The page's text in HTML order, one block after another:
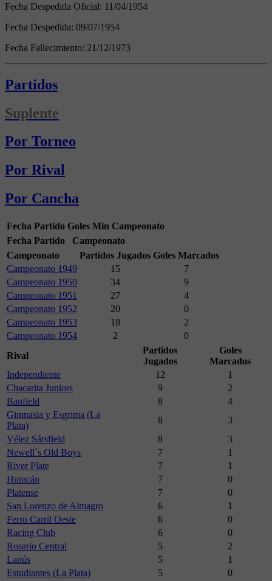
Fecha Despedida Oficial: 11/04/1954
Fecha Despedida: 09/07/1954
Fecha Fallecimiento: 21/12/1973
Partidos
Suplente
Por Torneo
Por Rival
Por Cancha
Fecha Partido Goles Min Campeonato
Fecha Partido
Campeonato
Campeonato
Partidos Jugados Goles Marcados
Campeonato 1949
15
7
Campeonato 1950
34
9
Campeonato 1951
27
4
Campeonato 1952
20
0
Campeonato 1953
18
2
Campeonato 1954
2
0
Rival
Partidos
Jugados
Goles
Marcados
Independiente
12
1
Chacarita Juniors
9
2
Banfield
8
4
Gimnasia y Esgrima (La
Plata)
8
3
Vélez Sársfield
8
3
Newell´s Old Boys
7
1
River Plate
7
1
Huracán
7
0
Platense
7
0
San Lorenzo de Almagro
6
1
Ferro Carril Oeste
6
0
Racing Club
6
0
Rosario Central
5
2
Lanús
5
1
Estudiantes (La Plata)
5 0